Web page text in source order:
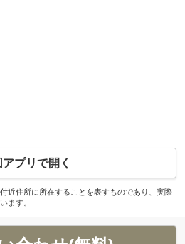
プリで開く
近住所に所在することを表すものであり、実際
ます。